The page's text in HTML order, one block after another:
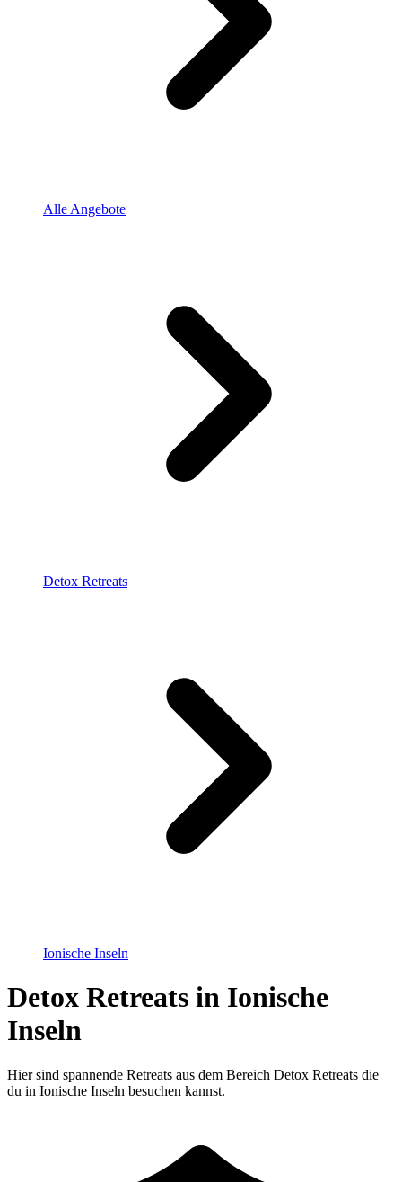
Alle Angebote
Detox Retreats
Ionische Inseln
Detox Retreats in Ionische
Inseln
Hier sind spannende Retreats aus dem Bereich Detox Retreats die
du in Ionische Inseln besuchen kannst.